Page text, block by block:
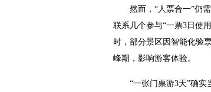
然而，“人票合一”仍需
联系几个参与“一票3日使
时，部分景区因智能化验
峰期，影响游客体验。
“一张门票游3天”确实